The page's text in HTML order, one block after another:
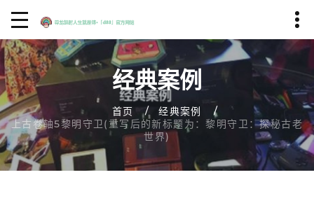
经典案例
首页
经典案例
上古卷轴5黎明守卫(重写后的新标题为：黎明守卫：探秘古老
世界)